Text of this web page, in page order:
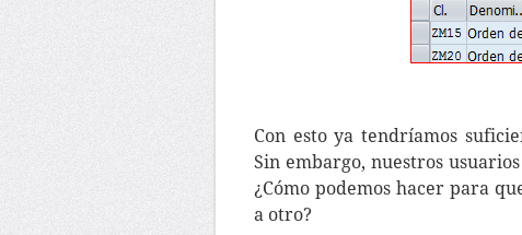
Con esto ya tendríamos
Sin embargo, nuestros
¿Cómo podemos hacer para
a otro?